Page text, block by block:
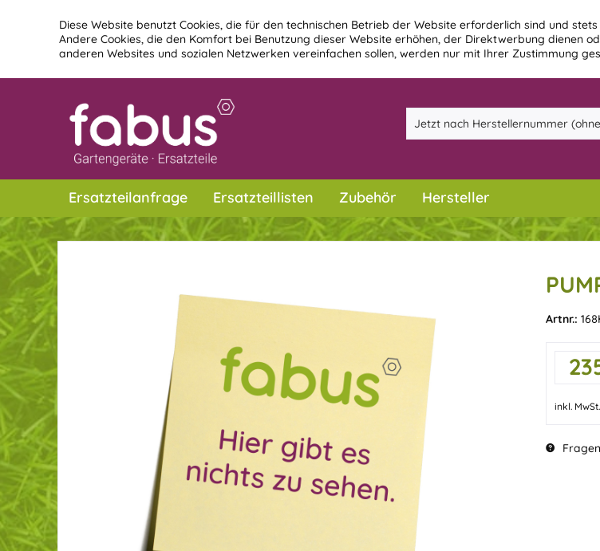
Diese Website benutzt Cookies, die für den technischen Betrieb der Website erforderlich sind und
Andere Cookies, die den Komfort bei Benutzung dieser Website erhöhen, der Direktwerbung dienen
anderen Websites und sozialen Netzwerken vereinfachen sollen, werden nur mit Ihrer Zustimmung
Ersatzteilanfrage Ersatzteillisten Zubehör Hersteller
Artnr.:
inkl. MwSt.